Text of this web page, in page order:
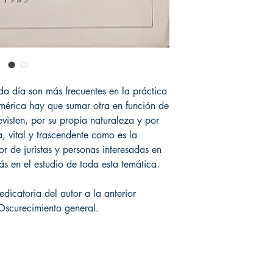
día son más frecuentes en la práctica
hay que sumar otra en función de
por su propia naturaleza y por
vital y trascendente como es la
de juristas y personas interesadas en
en el estudio de toda esta temática.
del autor a la anterior
general.